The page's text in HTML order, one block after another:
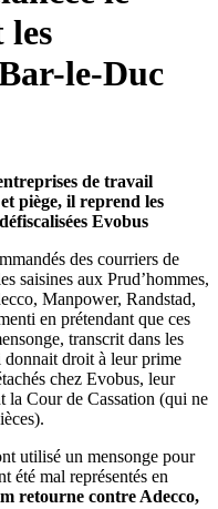
les
le-Duc
de travail
piège, il reprend les
Evobus
des courriers de
saisines aux Prud’hommes,
Manpower, Randstad,
en prétendant que ces
transcrit dans les
donnait droit à leur prime
chez Evobus, leur
la Cour de Cassation (qui ne
utilisé un mensonge pour
été mal représentés en
retourne contre Adecco,